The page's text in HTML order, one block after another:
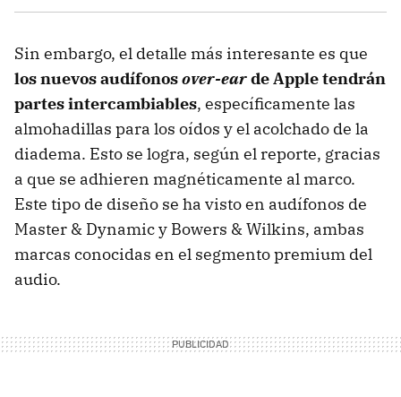
Sin embargo, el detalle más interesante es que
los nuevos audífonosover-earde Apple tendrán
partes intercambiables, específicamente las
almohadillas para los oídos y el acolchado de la
diadema. Esto se logra, según el reporte, gracias
a que se adhieren magnéticamente al marco.
Este tipo de diseño se ha visto en audífonos de
Master & Dynamic y Bowers & Wilkins, ambas
marcas conocidas en el segmento premium del
audio.